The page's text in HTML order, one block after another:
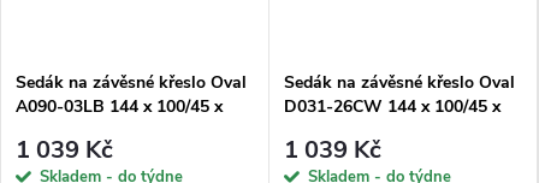
Sedák na závěsné křeslo Oval
A090-03LB 144 x 100/45 x
1 039 Kč
Skladem - do týdne
Sedák na závěsné křeslo Oval
D031-26CW 144 x 100/45 x
1 039 Kč
Skladem - do týdne